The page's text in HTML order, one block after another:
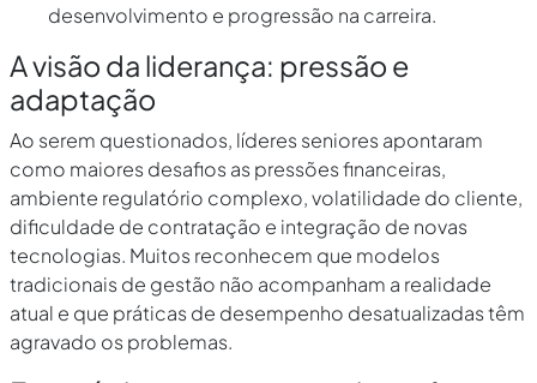
desenvolvimento e progressão na carreira.
A visão da liderança: pressão e
adaptação
Ao serem questionados, líderes seniores apontaram
como maiores desafios as pressões financeiras,
ambiente regulatório complexo, volatilidade do cliente,
dificuldade de contratação e integração de novas
tecnologias. Muitos reconhecem que modelos
tradicionais de gestão não acompanham a realidade
atual e que práticas de desempenho desatualizadas têm
agravado os problemas.